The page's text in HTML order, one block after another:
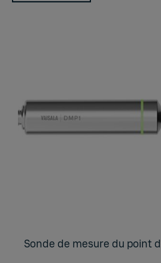
Sonde de mesure du point